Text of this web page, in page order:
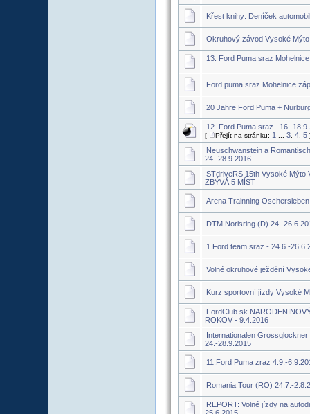
Křest knihy: Deníček
Okruhový závod Vysoké
13. Ford Puma sraz
Ford puma sraz Mohelnice
20 Jahre Ford Puma +
12. Ford Puma sraz...16.-
[ Přejít na stránku: 1 3 4 5
Neuschwanstein a
24.-28.9.2016
STdriveRS 15th Vysoké Mýto
ZBÝVÁ 5 MÍST
Arena Trainning
DTM Norisring (D) 24.-
1 Ford team sraz - 24.6.-
Volné okruhové ježdění
Kurz sportovní jízdy Vysoké
FordClub.sk
ROKOV - 9.4.2016
Internationalen
24.-28.9.2015
11.Ford Puma zraz 4.9.-
Romania Tour (RO) 24.7.-
REPORT: Volné jízdy na